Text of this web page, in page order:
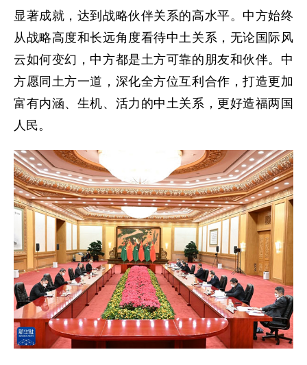
显著成就，达到战略伙伴关系的高水平。中方始终
从战略高度和长远角度看待中土关系，无论国际风
云如何变幻，中方都是土方可靠的朋友和伙伴。中
方愿同土方一道，深化全方位互利合作，打造更加
富有内涵、生机、活力的中土关系，更好造福两国
人民。